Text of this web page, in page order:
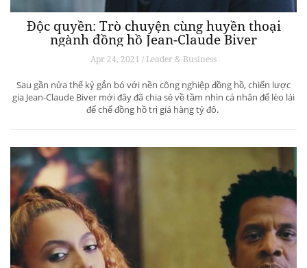
Độc quyền: Trò chuyện cùng huyền thoại
ngành đồng hồ Jean-Claude Biver
Apr 24, 2021 / Leader & Business
Sau gần nửa thế kỷ gắn bó với nền công nghiệp đồng hồ, chiến lược
gia Jean-Claude Biver mới đây đã chia sẻ về tầm nhìn cá nhân để lèo lái
đế chế đồng hồ trị giá hàng tỷ đô.